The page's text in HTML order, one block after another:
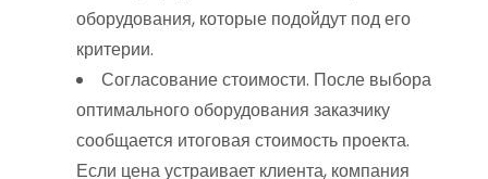
оборудования, которые подойдут под его
критерии.
Согласование стоимости. После выбора
оптимального оборудования заказчику
сообщается итоговая стоимость проекта.
Если цена устраивает клиента, компания